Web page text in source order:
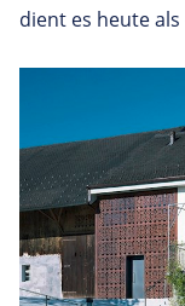
dient es heute als